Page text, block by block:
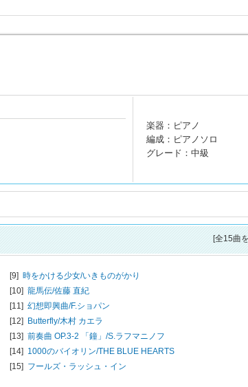
楽器：ピアノ
編成：ピアノソロ
グレード：中級
[全15曲
[9] 時をかける少女/いきものがかり
[10] 龍馬伝/佐藤 直紀
[11] 幻想即興曲/F.ショパン
[12] Butterfly/木村 カエラ
[13] 前奏曲 OP.3-2 「鐘」/S.ラフマニノフ
[14] 1000のバイオリン/THE BLUE HEARTS
[15] フールズ・ラッシュ・イン